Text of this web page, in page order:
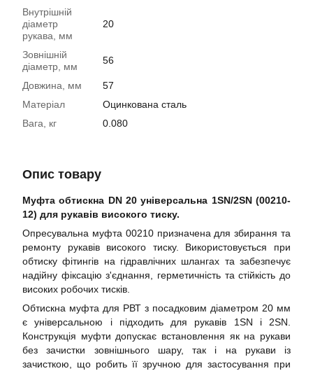
Внутрішній
діаметр
рукава, мм
20
Зовнішній
діаметр, мм
56
Довжина, мм
57
Матеріал
Оцинкована сталь
Вага, кг
0.080
Опис товару
Муфта обтискна DN 20 універсальна 1SN/2SN (00210-
12) для рукавів високого тиску.
Опресувальна муфта 00210 призначена для збирання та
ремонту рукавів високого тиску. Використовується при
обтиску фітингів на гідравлічних шлангах та забезпечує
надійну фіксацію з'єднання, герметичність та стійкість до
високих робочих тисків.
Обтискна муфта для РВТ з посадковим діаметром 20 мм
є універсальною і підходить для рукавів 1SN і 2SN.
Конструкція муфти допускає встановлення як на рукави
без зачистки зовнішнього шару, так і на рукави із
зачисткою, що робить її зручною для застосування при